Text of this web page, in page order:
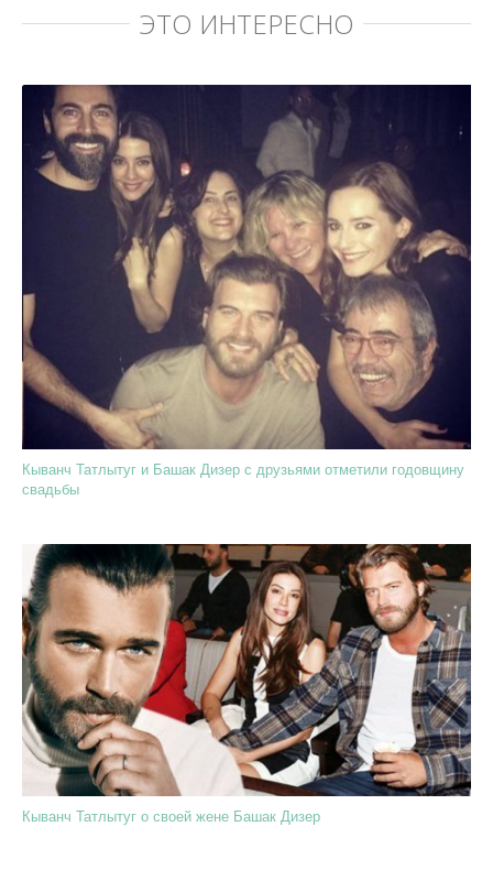
ЭТО ИНТЕРЕСНО
Кыванч Татлытуг и Башак Дизер с друзьями отметили годовщину
свадьбы
Кыванч Татлытуг о своей жене Башак Дизер